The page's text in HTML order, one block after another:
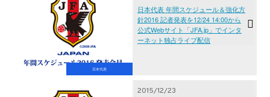
日本代表
日本代表 年間スケジュール＆強化方
針2016 記者発表を12/24 14:00から
公式Webサイト「JFA.jp」でインタ
ーネット独占ライブ配信
2015/12/23